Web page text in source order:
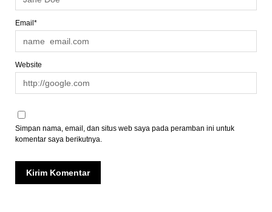
Email*
Website
Simpan nama, email, dan situs web saya pada peramban ini untuk
komentar saya berikutnya.